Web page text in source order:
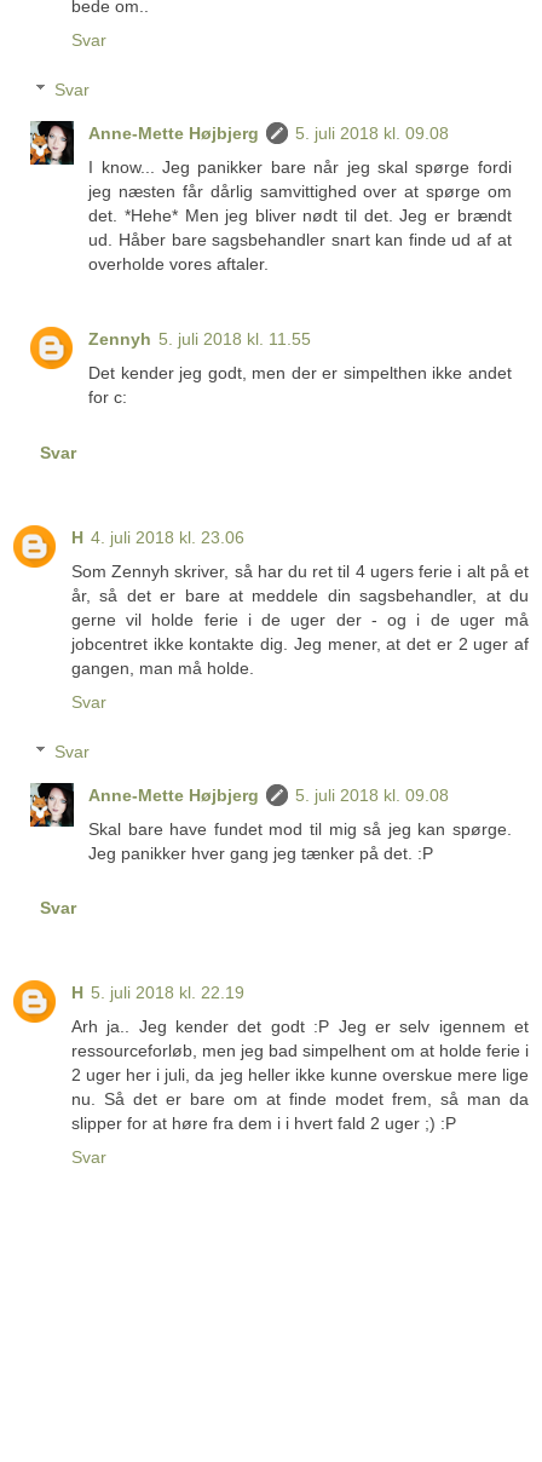
bede om..
Svar
Svar
Anne-Mette Højbjerg
5. juli 2018 kl. 09.08
I know... Jeg panikker bare når jeg skal spørge fordi
jeg næsten får dårlig samvittighed over at spørge om
det. *Hehe* Men jeg bliver nødt til det. Jeg er brændt
ud. Håber bare sagsbehandler snart kan finde ud af at
overholde vores aftaler.
Zennyh 5. juli 2018 kl. 11.55
Det kender jeg godt, men der er simpelthen ikke andet
for c:
Svar
H 4. juli 2018 kl. 23.06
Som Zennyh skriver, så har du ret til 4 ugers ferie i alt på et
år, så det er bare at meddele din sagsbehandler, at du
gerne vil holde ferie i de uger der - og i de uger må
jobcentret ikke kontakte dig. Jeg mener, at det er 2 uger af
gangen, man må holde.
Svar
Svar
Anne-Mette Højbjerg
5. juli 2018 kl. 09.08
Skal bare have fundet mod til mig så jeg kan spørge.
Jeg panikker hver gang jeg tænker på det. :P
Svar
H 5. juli 2018 kl. 22.19
Arh ja.. Jeg kender det godt :P Jeg er selv igennem et
ressourceforløb, men jeg bad simpelhent om at holde ferie i
2 uger her i juli, da jeg heller ikke kunne overskue mere lige
nu. Så det er bare om at finde modet frem, så man da
slipper for at høre fra dem i i hvert fald 2 uger ;) :P
Svar